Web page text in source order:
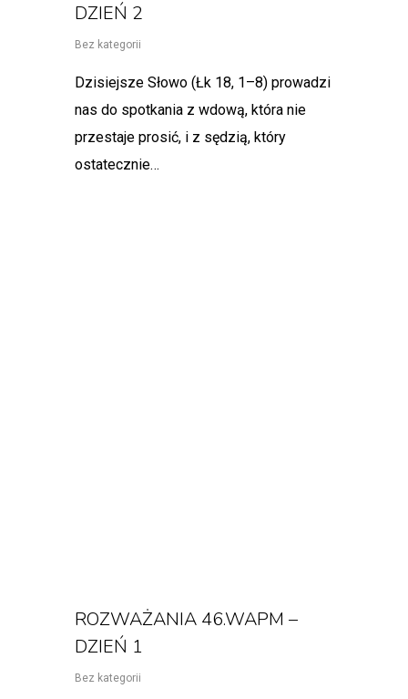
DZIEŃ 2
Bez kategorii
Dzisiejsze Słowo (Łk 18, 1–8) prowadzi
nas do spotkania z wdową, która nie
przestaje prosić, i z sędzią, który
ostatecznie…
ROZWAŻANIA 46.WAPM –
DZIEŃ 1
Bez kategorii